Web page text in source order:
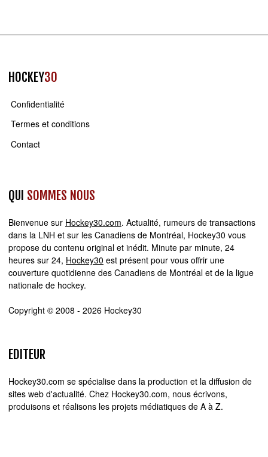
HOCKEY30
Confidentialité
Termes et conditions
Contact
QUI SOMMES NOUS
Bienvenue sur Hockey30.com. Actualité, rumeurs de transactions
dans la LNH et sur les Canadiens de Montréal, Hockey30 vous
propose du contenu original et inédit. Minute par minute, 24
heures sur 24, Hockey30 est présent pour vous offrir une
couverture quotidienne des Canadiens de Montréal et de la ligue
nationale de hockey.
Copyright © 2008 - 2026 Hockey30
EDITEUR
Hockey30.com se spécialise dans la production et la diffusion de
sites web d'actualité. Chez Hockey30.com, nous écrivons,
produisons et réalisons les projets médiatiques de A à Z.